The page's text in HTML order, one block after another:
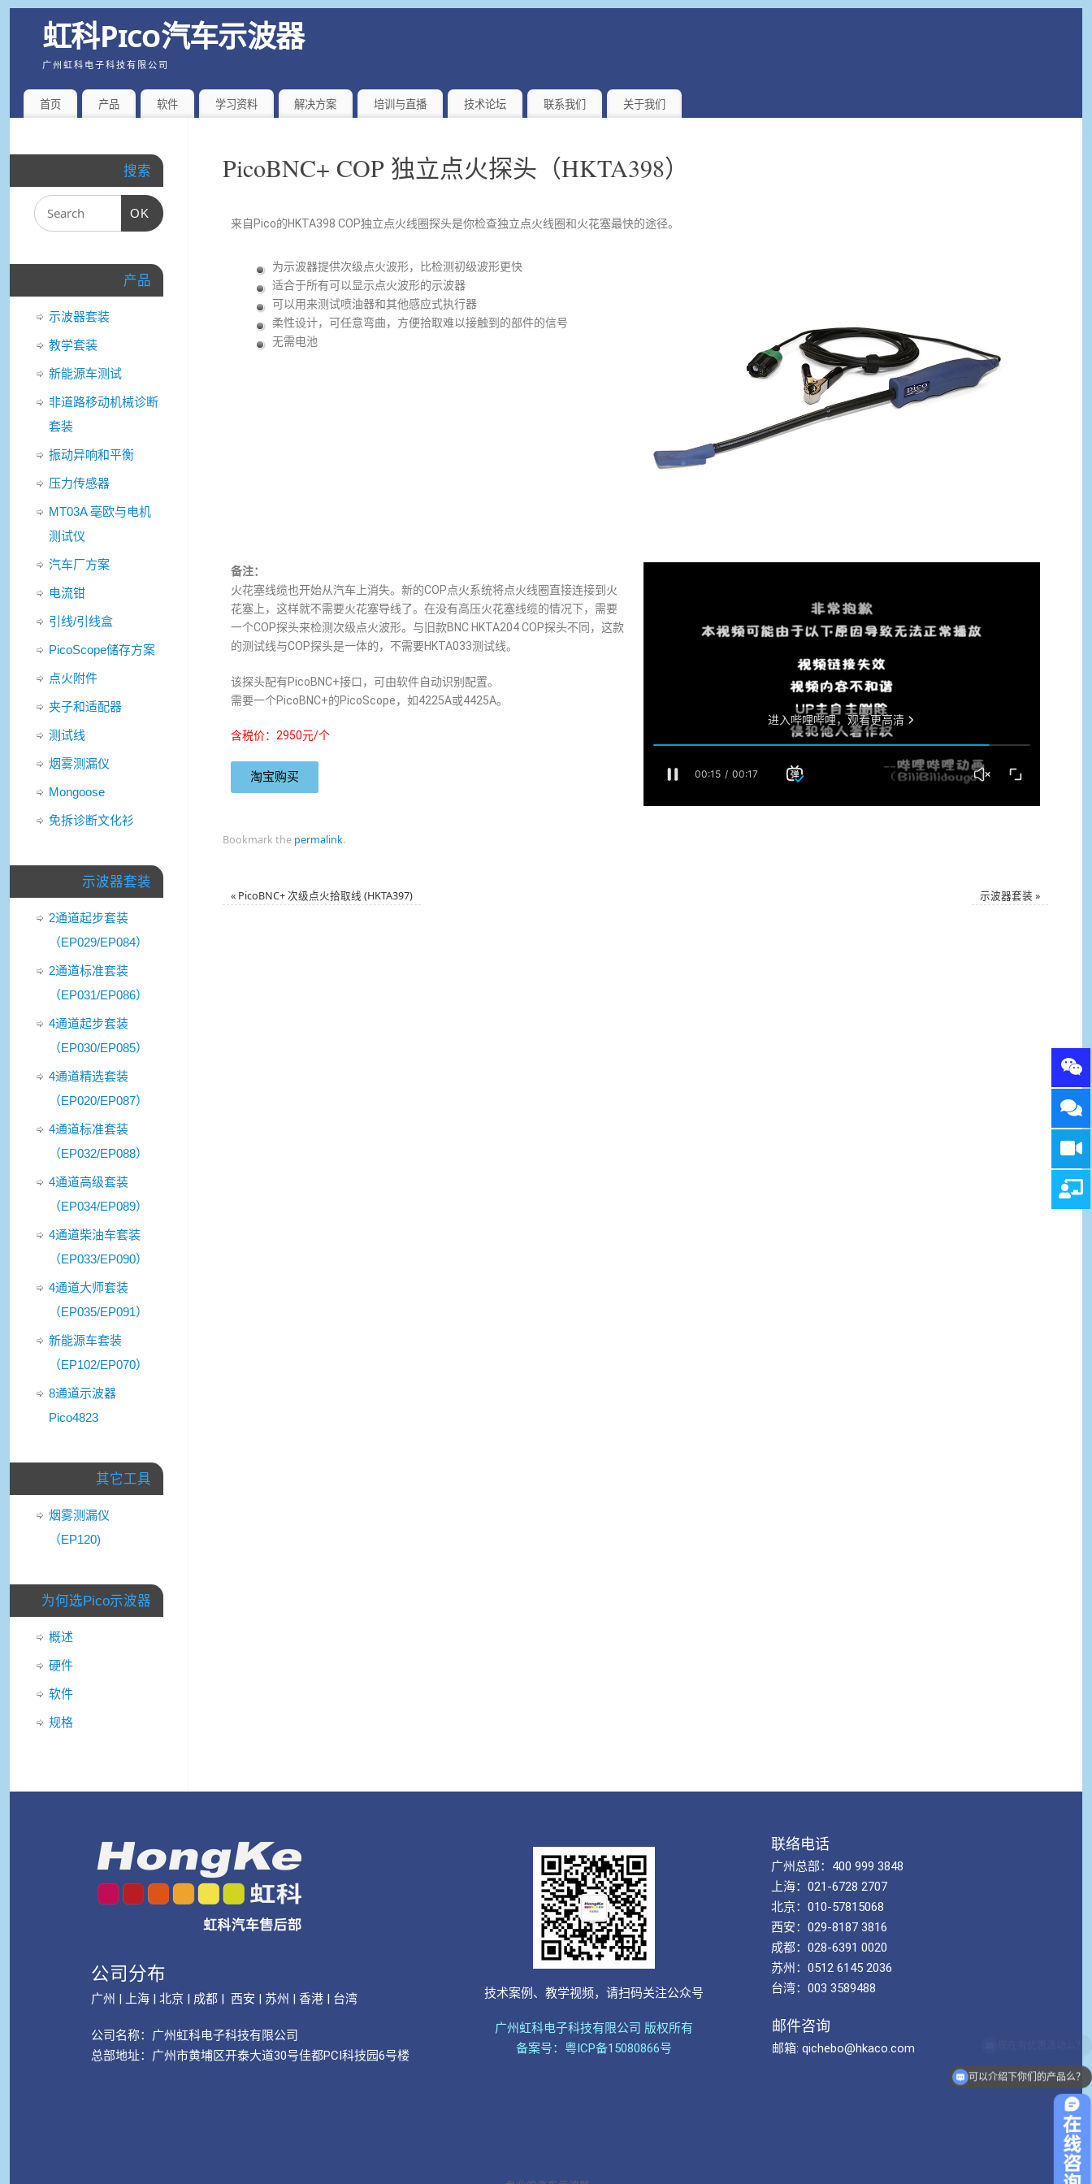
虹科Pico汽车示波器
广州虹科电子科技有限公司
首页 产品 软件 学习资料 解决方案 培训与直播 技术论坛 联系我们 关于我们
PicoBNC+ COP 独立点火探头（HKTA398）
来自Pico的HKTA398 COP独立点火线圈探头是你检查独立点火线圈和火花塞最快的途径。
为示波器提供次级点火波形，比检测初级波形更快
适合于所有可以显示点火波形的示波器
可以用来测试喷油器和其他感应式执行器
柔性设计，可任意弯曲，方便拾取难以接触到的部件的信号
无需电池
备注：
火花塞线缆也开始从汽车上消失。新的COP点火系统将点火线圈直接连接到火
花塞上，这样就不需要火花塞导线了。在没有高压火花塞线缆的情况下，需要
一个COP探头来检测次级点火波形。与旧款BNC HKTA204 COP探头不同，这款
的测试线与COP探头是一体的，不需要HKTA033测试线。
该探头配有PicoBNC+接口，可由软件自动识别配置。
需要一个PicoBNC+的PicoScope，如4225A或4425A。
含税价：2950元/个
淘宝购买
Bookmark the permalink.
« PicoBNC+ 次级点火拾取线 (HKTA397) 示波器套装 »
搜索
OK
产品
示波器套装
教学套装
新能源车测试
非道路移动机械诊断
套装
振动异响和平衡
压力传感器
MT03A 毫欧与电机
测试仪
汽车厂方案
电流钳
引线/引线盒
PicoScope储存方案
点火附件
夹子和适配器
测试线
烟雾测漏仪
Mongoose
免拆诊断文化衫
示波器套装
2通道起步套装
（EP029/EP084）
2通道标准套装
（EP031/EP086）
4通道起步套装
（EP030/EP085）
4通道精选套装
（EP020/EP087）
4通道标准套装
（EP032/EP088）
4通道高级套装
（EP034/EP089）
4通道柴油车套装
（EP033/EP090）
4通道大师套装
（EP035/EP091）
新能源车套装
（EP102/EP070）
8通道示波器
Pico4823
其它工具
烟雾测漏仪
（EP120)
为何选Pico示波器
概述
硬件
软件
规格
公司分布
广州 | 上海 | 北京 | 成都 | 西安 | 苏州 | 香港 | 台湾
公司名称： 广州虹科电子科技有限公司
总部地址：广州市黄埔区开泰大道30号佳都PCI科技园6号楼
技术案例、教学视频，请扫码关注公众号
广州虹科电子科技有限公司 版权所有
备案号：粤ICP备15080866号
联络电话
广州总部：400 999 3848
上海：021-6728 2707
北京：010-57815068
西安：029-8187 3816
成都：028-6391 0020
苏州：0512 6145 2036
台湾：003 3589488
邮件咨询
邮箱: qichebo@hkaco.com
可以介绍下你们的产品么？